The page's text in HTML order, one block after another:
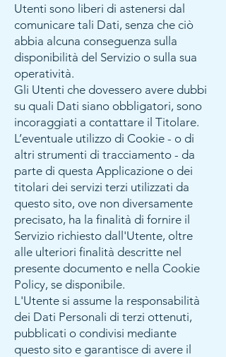
Utenti sono liberi di astenersi dal
comunicare tali Dati, senza che ciò
abbia alcuna conseguenza sulla
disponibilità del Servizio o sulla sua
operatività.
Gli Utenti che dovessero avere dubbi
su quali Dati siano obbligatori, sono
incoraggiati a contattare il Titolare.
L’eventuale utilizzo di Cookie - o di
altri strumenti di tracciamento - da
parte di questa Applicazione o dei
titolari dei servizi terzi utilizzati da
questo sito, ove non diversamente
precisato, ha la finalità di fornire il
Servizio richiesto dall'Utente, oltre
alle ulteriori finalità descritte nel
presente documento e nella Cookie
Policy, se disponibile.
L'Utente si assume la responsabilità
dei Dati Personali di terzi ottenuti,
pubblicati o condivisi mediante
questo sito e garantisce di avere il